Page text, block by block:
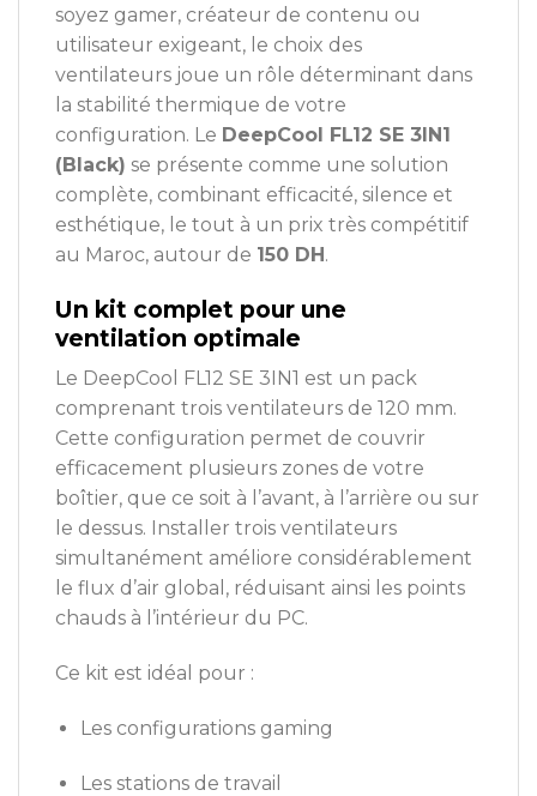
soyez gamer, créateur de contenu ou
utilisateur exigeant, le choix des
ventilateurs joue un rôle déterminant dans
la stabilité thermique de votre
configuration. Le DeepCool FL12 SE 3IN1
(Black) se présente comme une solution
complète, combinant efficacité, silence et
esthétique, le tout à un prix très compétitif
au Maroc, autour de 150 DH.
Un kit complet pour une
ventilation optimale
Le DeepCool FL12 SE 3IN1 est un pack
comprenant trois ventilateurs de 120 mm.
Cette configuration permet de couvrir
efficacement plusieurs zones de votre
boîtier, que ce soit à l’avant, à l’arrière ou sur
le dessus. Installer trois ventilateurs
simultanément améliore considérablement
le flux d’air global, réduisant ainsi les points
chauds à l’intérieur du PC.
Ce kit est idéal pour :
Les configurations gaming
Les stations de travail